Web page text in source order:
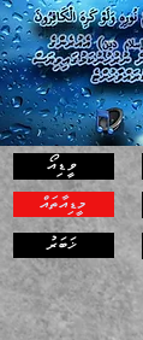
ވީޑިއޯ
މީޑިއާތައް
ޚަބަރު